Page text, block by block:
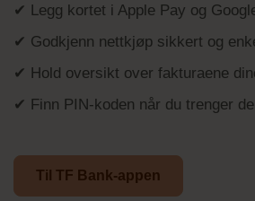
✔ Legg kortet i Apple Pay og
✔ Godkjenn nettkjøp sikkert og
✔ Hold oversikt over fakturaene
✔ Finn PIN-koden når du trenger
Til TF Bank-appen